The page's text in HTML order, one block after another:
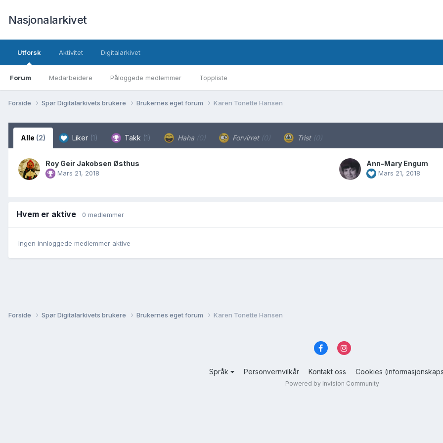
Nasjonalarkivet
Utforsk
Forum Medarbeidere Påloggede medlemmer Toppliste
Aktivitet Digitalarkivet
Forside Spør Digitalarkivets brukere Brukernes eget forum Karen Tonette Hansen
Alle (2) Liker (1) Takk (1) Haha (0) Forvirret (0) Trist (0)
Roy Geir Jakobsen Østhus
Mars 21, 2018
Ann-Mary Engum
Mars 21, 2018
Hvem er aktive 0 medlemmer
Ingen innloggede medlemmer aktive
Forside Spør Digitalarkivets brukere Brukernes eget forum Karen Tonette Hansen
Språk Personvernvilkår Kontakt oss Cookies
Powered by Invision Community